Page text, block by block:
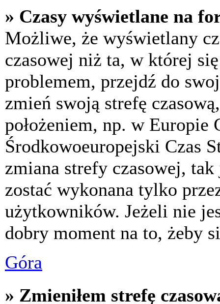
» Czasy wyświetlane na
Możliwe, że wyświetlany
czasowej niż ta, w której
problemem, przejdź do
zmień swoją strefę
położeniem, np. w Europie
Środkowoeuropejski Czas
zmiana strefy czasowej,
zostać wykonana tylko
użytkowników. Jeżeli nie
dobry moment na to, żeby
Góra
» Zmieniłem strefę